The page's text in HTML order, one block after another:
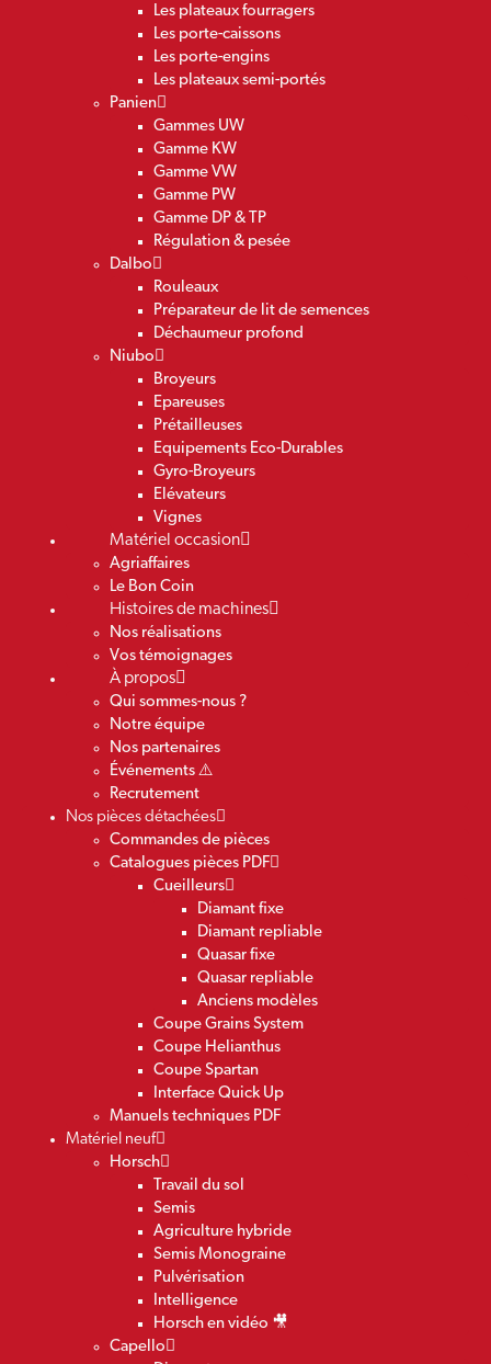
Les plateaux fourragers
Les porte-caissons
Les porte-engins
Les plateaux semi-portés
Panien
Gammes UW
Gamme KW
Gamme VW
Gamme PW
Gamme DP & TP
Régulation & pesée
Dalbo
Rouleaux
Préparateur de lit de semences
Déchaumeur profond
Niubo
Broyeurs
Epareuses
Prétailleuses
Equipements Eco-Durables
Gyro-Broyeurs
Elévateurs
Vignes
Matériel occasion
Agriaffaires
Le Bon Coin
Histoires de machines
Nos réalisations
Vos témoignages
À propos
Qui sommes-nous ?
Notre équipe
Nos partenaires
Événements ⚠️
Recrutement
Nos pièces détachées
Commandes de pièces
Catalogues pièces PDF
Cueilleurs
Diamant fixe
Diamant repliable
Quasar fixe
Quasar repliable
Anciens modèles
Coupe Grains System
Coupe Helianthus
Coupe Spartan
Interface Quick Up
Manuels techniques PDF
Matériel neuf
Horsch
Travail du sol
Semis
Agriculture hybride
Semis Monograine
Pulvérisation
Intelligence
Horsch en vidéo 🎥
Capello